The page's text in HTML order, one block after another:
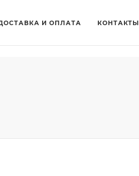
И ОПЛАТА КОНТАКТЫ